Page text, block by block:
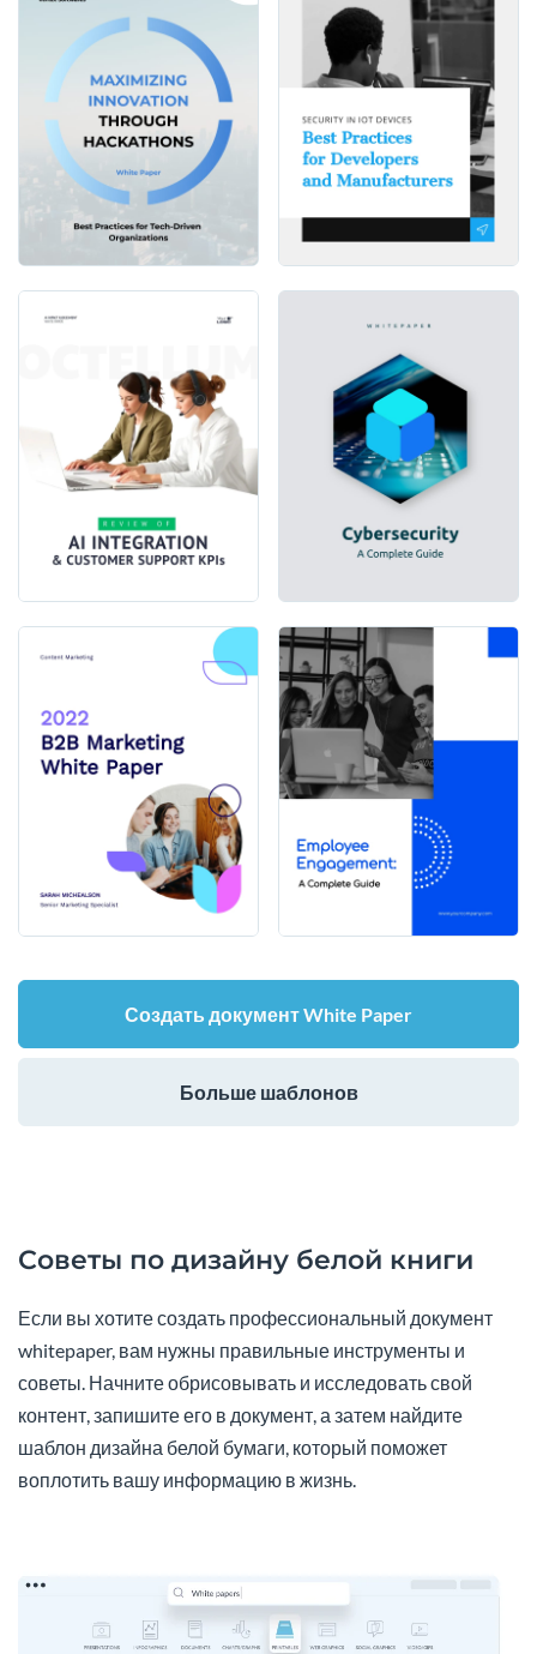
Создать документ White Paper
Больше шаблонов
Советы по дизайну белой книги
Если вы хотите создать профессиональный документ
whitepaper, вам нужны правильные инструменты и
советы. Начните обрисовывать и исследовать свой
контент, запишите его в документ, а затем найдите
шаблон дизайна белой бумаги, который поможет
воплотить вашу информацию в жизнь.